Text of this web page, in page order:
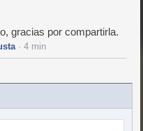
gracias por compartirla.
· 4 min